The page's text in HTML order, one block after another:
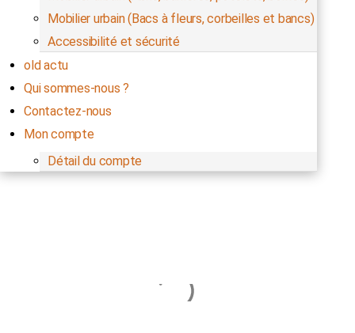
Mobilier urbain (Bacs à fleurs, corbeilles et bancs)
Accessibilité et sécurité
old actu
Qui sommes-nous ?
Contactez-nous
Mon compte
Détail du compte